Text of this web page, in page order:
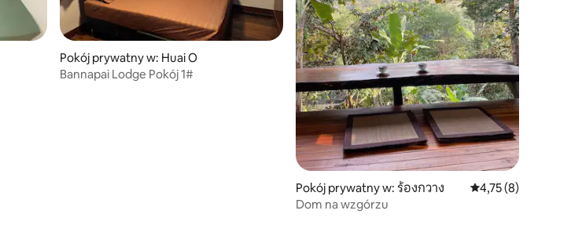
Pokój prywatny w: Huai O
Bannapai Lodge Pokój 1#
Pokój prywatny w: ร้องกวาง Średnia ocena: 4,75
4,75 (8)
Dom na wzgórzu